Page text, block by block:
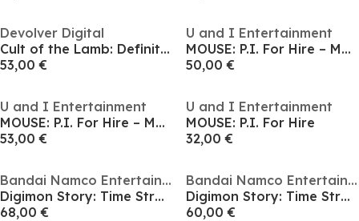
Devolver Digital
Cult of the Lamb: Definitive Edition
53,00 €
U and I Entertainment
MOUSE: P.I. For Hire – Mouseburg Edition
50,00 €
U and I Entertainment
MOUSE: P.I. For Hire – Mouseburg Edition
53,00 €
U and I Entertainment
MOUSE: P.I. For Hire
32,00 €
Bandai Namco Entertainment
Digimon Story: Time Stranger
68,00 €
Bandai Namco Entertainment
Digimon Story: Time Stranger
60,00 €